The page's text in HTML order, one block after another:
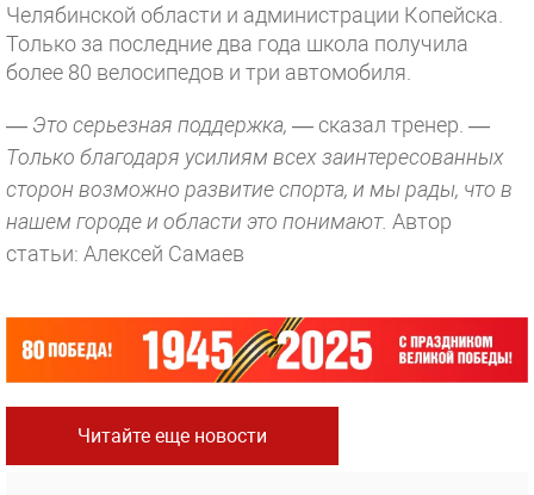
Челябинской области и администрации Копейска.
Только за последние два года школа получила
более 80 велосипедов и три автомобиля.
— Это серьезная поддержка, — сказал тренер. —
Только благодаря усилиям всех заинтересованных
сторон возможно развитие спорта, и мы рады, что в
нашем городе и области это понимают. Автор
статьи: Алексей Самаев
Читайте еще новости